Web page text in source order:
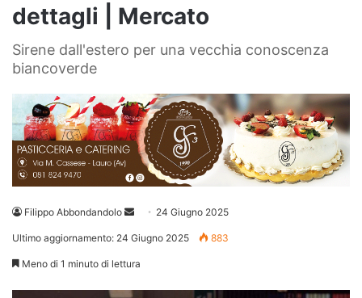
dettagli | Mercato
Sirene dall'estero per una vecchia conoscenza
biancoverde
Filippo Abbondandolo
Invia 24 Giugno 2025
Ultimo aggiornamento: 24 Giugno 2025 883
Meno di 1 minuto di lettura